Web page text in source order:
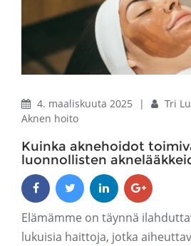
4. maaliskuuta 2025 | Tri
Aknen hoito
Kuinka aknehoidot
luonnollisten
Elämämme on täynnä
lukuisia haittoja, jotka